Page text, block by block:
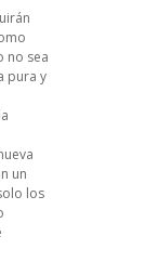
no sea
pura y
un
los